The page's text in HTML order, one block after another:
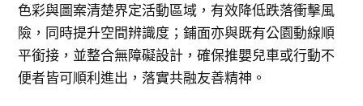
色彩與圖案清楚界定活動區域，有效降低跌落衝擊風
險，同時提升空間辨識度；鋪面亦與既有公園動線順
平銜接，並整合無障礙設計，確保推嬰兒車或行動不
便者皆可順利進出，落實共融友善精神。